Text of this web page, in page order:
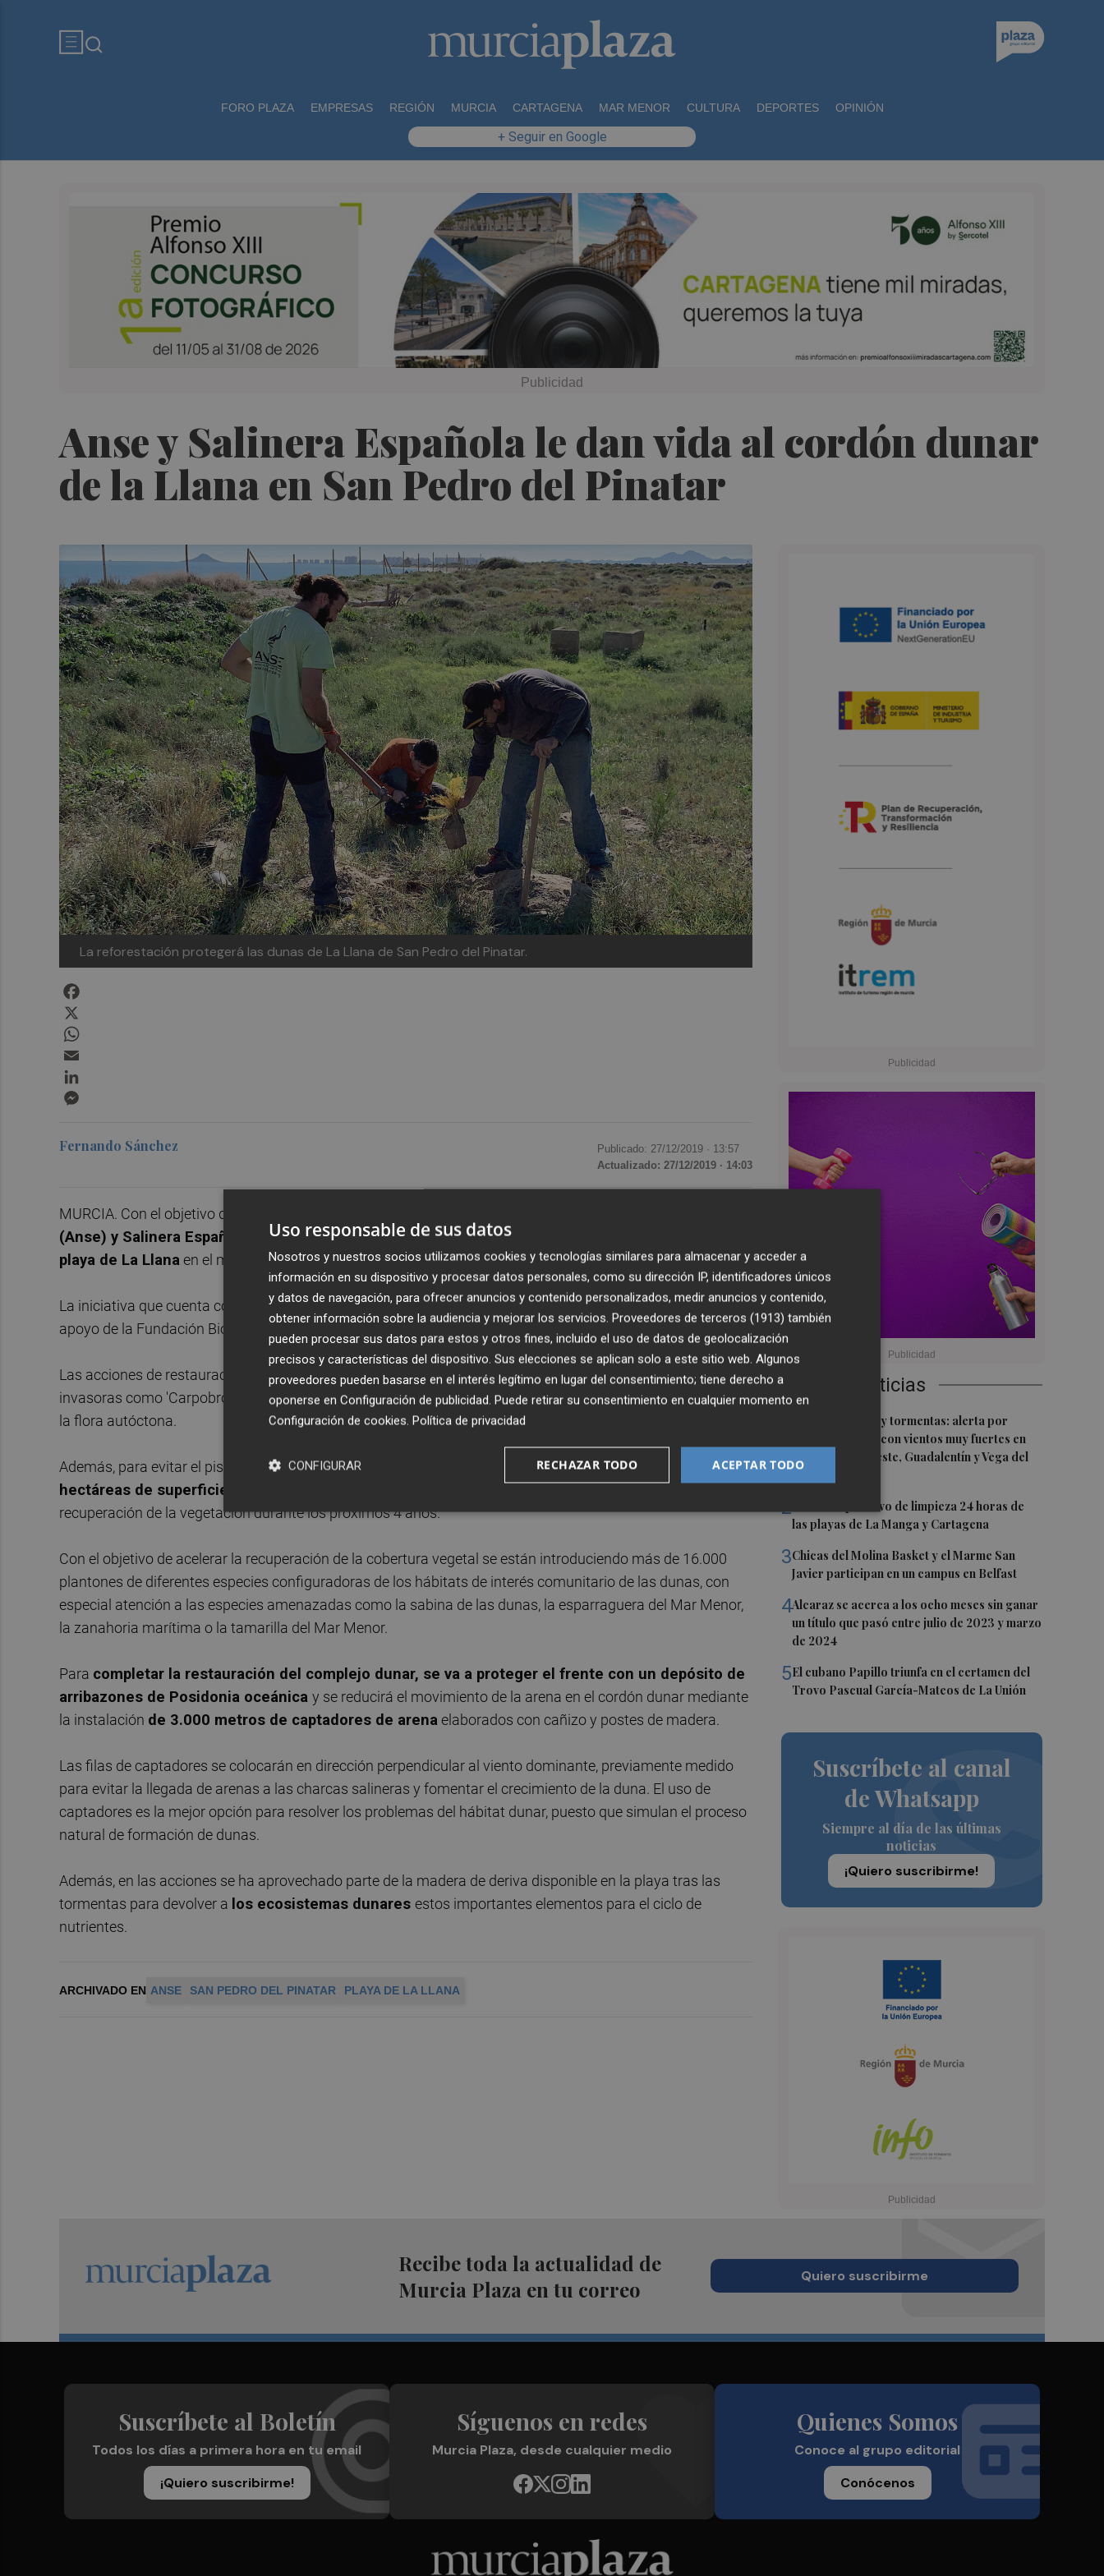
FORO PLAZA EMPRESAS REGIÓN MURCIA CARTAGENA MAR MENOR CULTURA DEPORTES OPINIÓN
+ Seguir en Google
Anse y Salinera Española le dan vida al cordón dunar
de la Llana en San Pedro del Pinatar
La reforestación protegerá las dunas de La Llana de San Pedro del Pinatar.
Últimas Noticias
Lunes de lluvias y tormentas: alerta por
posible granizo con vientos muy fuertes en
Altiplano, Noroeste, Guadalentín y Vega del
Segura
2 Así es el operativo de limpieza 24 horas de
las playas de La Manga y Cartagena
3Chicas del Molina Basket y el Marme San
Javier participan en un campus en Belfast
4Alcaraz se acerca a los ocho meses sin ganar
un título que pasó entre julio de 2023 y marzo
de 2024
5El cubano Papillo triunfa en el certamen del
Trovo Pascual García-Mateos de La Unión
Suscríbete al canal
de Whatsapp
Siempre al día de las últimas
noticias
¡Quiero suscribirme!
Fernando Sánchez Publicado: 27/12/2019 · 13:57
Actualizado: 27/12/2019 · 14:03
MURCIA. Con el objetivo de preservar un paisaje único, la
(Anse) y Salinera Española han iniciado las labores de restauración y refuerzo de las dunas de la
playa de La Llana en el marco de Proyecto LIFE Salinas, informaron fuentes de la organización ecologista.
La iniciativa que cuenta con la financiación del instrumento financiero LIFE de la Unión Europea y con el
apoyo de la Fundación Biodiversidad del Ministerio para la Transición Ecológica.
Las acciones de restauración realizadas han consistido, en primer lugar, en el control de especies exóticas
invasoras como 'Carpobrotus' y 'Agave americana' mediante la retirada manual para evitar el impacto sobre
la flora autóctona.
Además, para evitar el pisoteo de la duna, se ha realizado un cerramiento de 750 metros lineales y
unas 2
hectáreas de superficie con vallado cinegético sobre postes de madera
recuperación de la vegetación durante los próximos 4 años.
Con el objetivo de acelerar la recuperación de la cobertura vegetal se están introduciendo más de 16.000
plantones de diferentes especies configuradoras de los hábitats de interés comunitario de las dunas, con
especial atención a las especies amenazadas como la sabina de las dunas, la esparraguera del Mar Menor,
la zanahoria marítima o la tamarilla del Mar Menor.
Para completar la restauración del complejo dunar, se va a proteger el frente con un depósito de
arribazones de Posidonia oceánica y se reducirá el movimiento de la arena en el cordón dunar mediante
la instalación de 3.000 metros de captadores de arena elaborados con cañizo y postes de madera.
Las filas de captadores se colocarán en dirección perpendicular al viento dominante, previamente medido
para evitar la llegada de arenas a las charcas salineras y fomentar el crecimiento de la duna. El uso de
captadores es la mejor opción para resolver los problemas del hábitat dunar, puesto que simulan el proceso
natural de formación de dunas.
Además, en las acciones se ha aprovechado parte de la madera de deriva disponible en la playa tras las
tormentas para devolver a los ecosistemas dunares estos importantes elementos para el ciclo de
nutrientes.
ARCHIVADO EN ANSE SAN PEDRO DEL PINATAR PLAYA DE LA LLANA
Recibe toda la actualidad de
Murcia Plaza en tu correo
Quiero suscribirme
Suscríbete al Boletín
Todos los días a primera hora en tu email
¡Quiero suscribirme!
Síguenos en redes
Murcia Plaza, desde cualquier medio
Quienes Somos
Conoce al grupo editorial
Conócenos
Uso responsable de sus datos
Nosotros y nuestros socios utilizamos cookies y tecnologías similares para almacenar y acceder a
información en su dispositivo y procesar datos personales, como su dirección IP, identificadores únicos
y datos de navegación, para ofrecer anuncios y contenido personalizados, medir anuncios y contenido,
obtener información sobre la audiencia y mejorar los servicios. Proveedores de terceros (1913) también
pueden procesar sus datos para estos y otros fines, incluido el uso de datos de geolocalización
precisos y características del dispositivo. Sus elecciones se aplican solo a este sitio web. Algunos
proveedores pueden basarse en el interés legítimo en lugar del consentimiento; tiene derecho a
oponerse en Configuración de publicidad. Puede retirar su consentimiento en cualquier momento en
Configuración de cookies. Política de privacidad
ACEPTAR TODO
RECHAZAR TODO
CONFIGURAR